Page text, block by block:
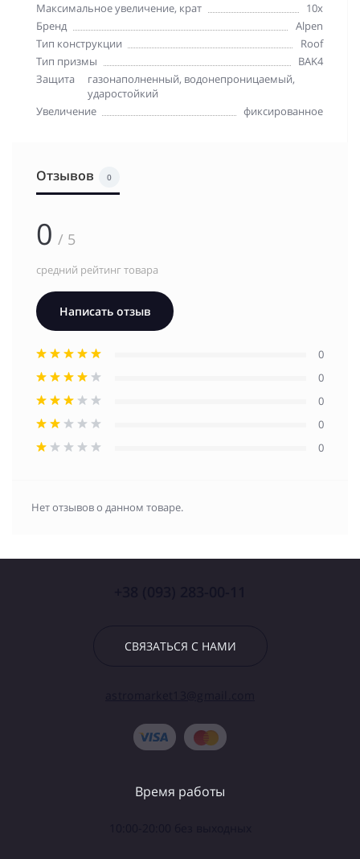
Максимальное увеличение, крат
10x
Бренд
Alpen
Тип конструкции
Roof
Тип призмы
BAK4
Защита
газонаполненный, водонепроницаемый,
ударостойкий
Увеличение
фиксированное
Отзывов 0
0 / 5
средний рейтинг товара
Написать отзыв
0
0
0
0
0
Нет отзывов о данном товаре.
СВЯЗАТЬСЯ С НАМИ
Время работы